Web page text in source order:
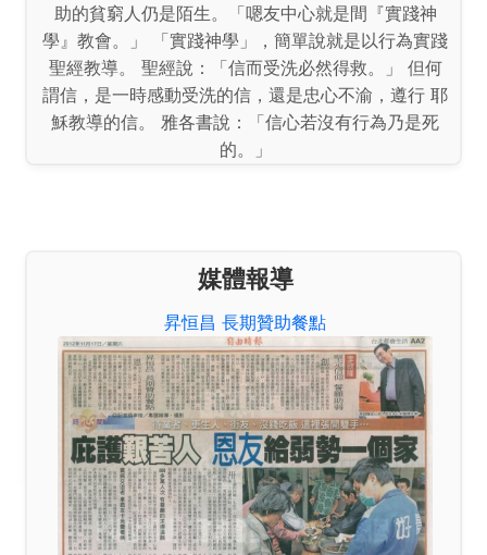
助的貧窮人仍是陌生。「嗯友中心就是間『實踐神
學』教會。」 「實踐神學」，簡單說就是以行為實踐
聖經教導。 聖經說：「信而受洗必然得救。」 但何
謂信，是一時感動受洗的信，還是忠心不渝，遵行 耶
穌教導的信。 雅各書說：「信心若沒有行為乃是死
的。」
媒體報導
昇恒昌 長期贊助餐點